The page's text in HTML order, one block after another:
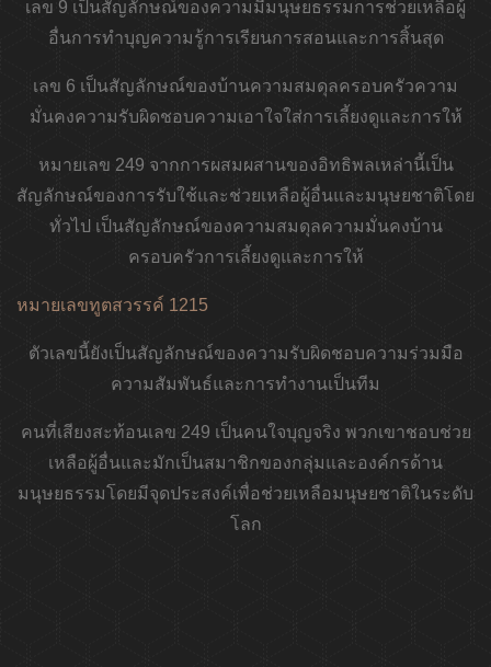
เลข 9 เป็นสัญลักษณ์ของความมีมนุษยธรรมการช่วยเหลือผู้
อื่นการทำบุญความรู้การเรียนการสอนและการสิ้นสุด
เลข 6 เป็นสัญลักษณ์ของบ้านความสมดุลครอบครัวความ
มั่นคงความรับผิดชอบความเอาใจใส่การเลี้ยงดูและการให้
หมายเลข 249 จากการผสมผสานของอิทธิพลเหล่านี้เป็น
สัญลักษณ์ของการรับใช้และช่วยเหลือผู้อื่นและมนุษยชาติโดย
ทั่วไป เป็นสัญลักษณ์ของความสมดุลความมั่นคงบ้าน
ครอบครัวการเลี้ยงดูและการให้
หมายเลขทูตสวรรค์ 1215
ตัวเลขนี้ยังเป็นสัญลักษณ์ของความรับผิดชอบความร่วมมือ
ความสัมพันธ์และการทำงานเป็นทีม
คนที่เสียงสะท้อนเลข 249 เป็นคนใจบุญจริง พวกเขาชอบช่วย
เหลือผู้อื่นและมักเป็นสมาชิกของกลุ่มและองค์กรด้าน
มนุษยธรรมโดยมีจุดประสงค์เพื่อช่วยเหลือมนุษยชาติในระดับ
โลก